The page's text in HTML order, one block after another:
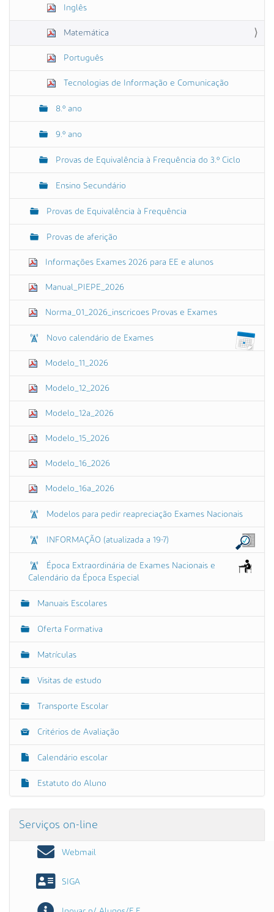
Inglês
Matemática
Português
Tecnologias de Informação e Comunicação
8.º ano
9.º ano
Provas de Equivalência à Frequência do 3.º Ciclo
Ensino Secundário
Provas de Equivalência à Frequência
Provas de aferição
Informações Exames 2026 para EE e alunos
Manual_PIEPE_2026
Norma_01_2026_inscricoes Provas e Exames
Novo calendário de Exames
Modelo_11_2026
Modelo_12_2026
Modelo_12a_2026
Modelo_15_2026
Modelo_16_2026
Modelo_16a_2026
Modelos para pedir reapreciação Exames Nacionais
INFORMAÇÃO (atualizada a 19-7)
Época Extraordinária de Exames Nacionais e
Calendário da Época Especial
Manuais Escolares
Oferta Formativa
Matrículas
Visitas de estudo
Transporte Escolar
Critérios de Avaliação
Calendário escolar
Estatuto do Aluno
Serviços on-line
Webmail
SIGA